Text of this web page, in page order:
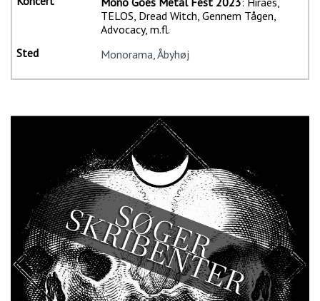
TELOS, Dread Witch, Gennem Tågen,
Advocacy, m.fl.
Monorama, Åbyhøj